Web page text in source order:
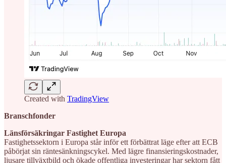
Created with TradingView
Branschfonder
Länsförsäkringar Fastighet Europa
Fastighetssektorn i Europa står inför ett förbättrat läge efter att ECB
påbörjat sin räntesänkningscykel. Med lägre finansieringskostnader,
ljusare tillväxtbild och ökade offentliga investeringar har sektorn fått